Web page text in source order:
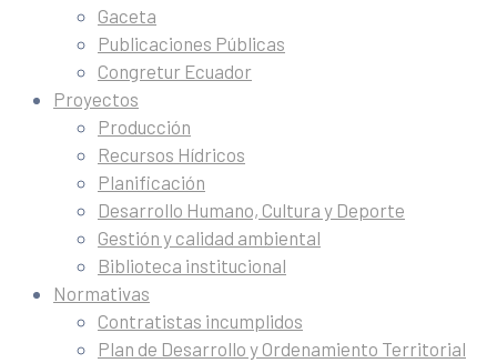
Gaceta
Publicaciones Públicas
Congretur Ecuador
Proyectos
Producción
Recursos Hídricos
Planificación
Desarrollo Humano, Cultura y Deporte
Gestión y calidad ambiental
Biblioteca institucional
Normativas
Contratistas incumplidos
Plan de Desarrollo y Ordenamiento Territorial